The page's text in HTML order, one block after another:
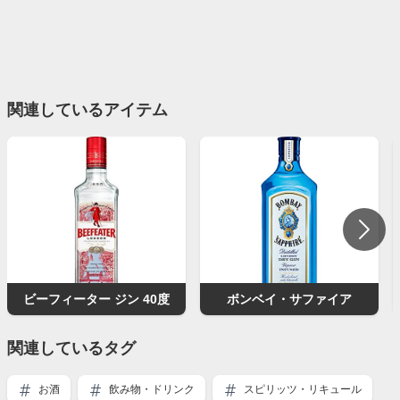
関連しているアイテム
ビーフィーター ジン 40度 ボンベイ・サファイア
関連しているタグ
お酒 飲み物・ドリンク
スピリッツ・リキュール